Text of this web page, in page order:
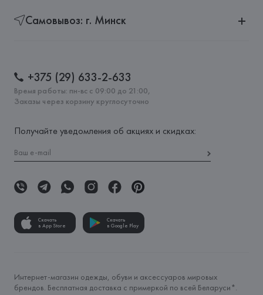
Самовывоз: г. Минск
+375 (29) 633-2-633
Время работы: пн-вс с 09:00 до 21:00,
Заказы через корзину круглосуточно
Получайте уведомления об акциях и скидках:
Скачать
в App Store
Скачать
в Google Play
Интернет-магазин одежды, обуви и аксессуаров мировых
брендов. Бесплатная доставка с примеркой по всей Беларуси*.